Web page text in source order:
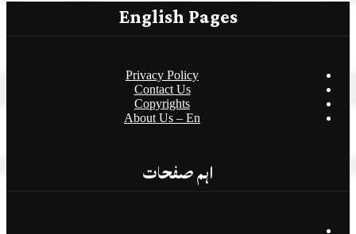
English Pages
Privacy Policy
Contact Us
Copyrights
About Us – En
اہم صفحات